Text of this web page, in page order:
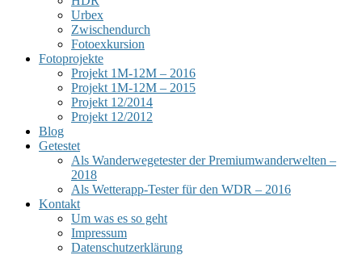
Urbex
Zwischendurch
Fotoexkursion
Fotoprojekte
Projekt 1M-12M – 2016
Projekt 1M-12M – 2015
Projekt 12/2014
Projekt 12/2012
Blog
Getestet
Als Wanderwegetester der Premiumwanderwelten –
2018
Als Wetterapp-Tester für den WDR – 2016
Kontakt
Um was es so geht
Impressum
Datenschutzerklärung